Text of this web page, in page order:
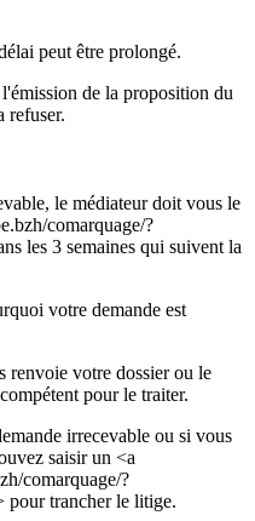
peut être prolongé.
de la proposition du
refuser.
le médiateur doit vous le
comarquage/?
les 3 semaines qui suivent la
votre demande est
renvoie votre dossier ou le
pour le traiter.
irrecevable ou si vous
saisir un <a
comarquage/?
trancher le litige.